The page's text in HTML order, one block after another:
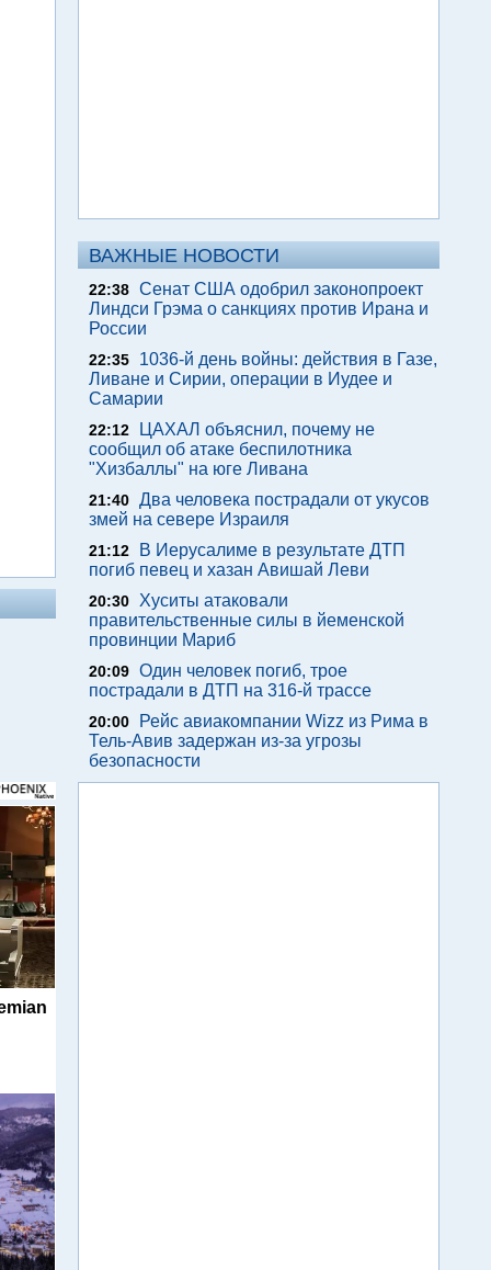
ВАЖНЫЕ НОВОСТИ
22:38 Сенат США одобрил законопроект
Линдси Грэма о санкциях против Ирана и
России
22:35
1036-й день войны: действия в Газе,
Ливане и Сирии, операции в Иудее и
Самарии
22:12
ЦАХАЛ объяснил, почему не
сообщил об атаке беспилотника
"Хизбаллы" на юге Ливана
21:40 Два человека пострадали от укусов
змей на севере Израиля
21:12
В Иерусалиме в результате ДТП
погиб певец и хазан Авишай Леви
20:30
Хуситы атаковали
правительственные силы в йеменской
провинции Мариб
20:09 Один человек погиб, трое
пострадали в ДТП на 316-й трассе
20:00
Рейс авиакомпании Wizz из Рима в
Тель-Авив задержан из-за угрозы
безопасности